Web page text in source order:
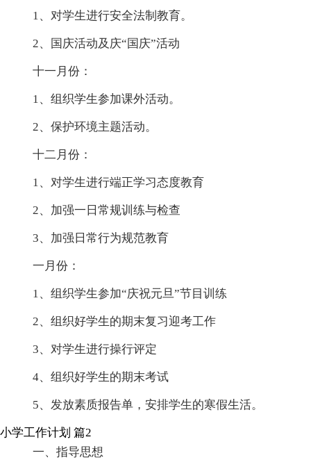
1、对学生进行安全法制教育。
2、国庆活动及庆“国庆”活动
十一月份：
1、组织学生参加课外活动。
2、保护环境主题活动。
十二月份：
1、对学生进行端正学习态度教育
2、加强一日常规训练与检查
3、加强日常行为规范教育
一月份：
1、组织学生参加“庆祝元旦”节目训练
2、组织好学生的期末复习迎考工作
3、对学生进行操行评定
4、组织好学生的期末考试
5、发放素质报告单，安排学生的寒假生活。
小学工作计划 篇2
一、指导思想